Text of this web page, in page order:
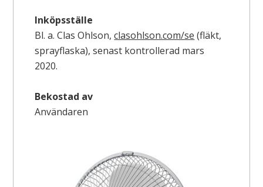
Inköpsställe
Bl. a. Clas Ohlson,clasohlson.com/se (fläkt,
sprayflaska), senast kontrollerad mars
2020.
Bekostad av
Användaren